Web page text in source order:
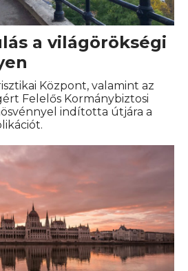
a világörökségi
Központ, valamint az
Felelős Kormánybiztosi
indította útjára a